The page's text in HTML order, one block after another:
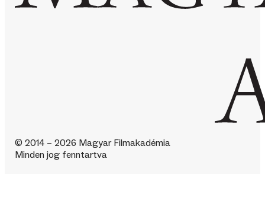
© 2014 – 2026 Magyar Filmakadémia
Minden jog fenntartva